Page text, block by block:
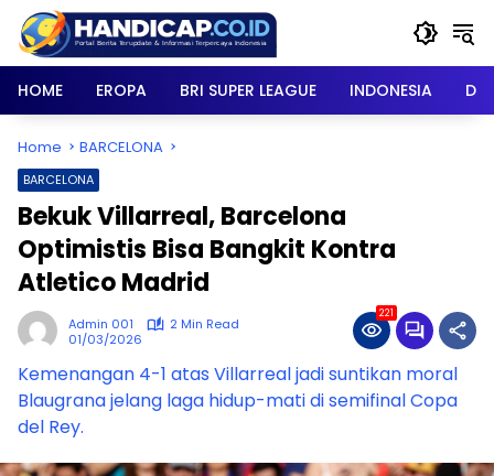
content
HOME
EROPA BRI SUPER LEAGUE INDONESIA
Home BARCELONA
BARCELONA
Bekuk Villarreal, Barcelona
Optimistis Bisa Bangkit Kontra
Atletico Madrid
Admin 001
2 Min Read
01/03/2026
221
Kemenangan 4-1 atas Villarreal jadi suntikan moral
Blaugrana jelang laga hidup-mati di semifinal Copa
del Rey.